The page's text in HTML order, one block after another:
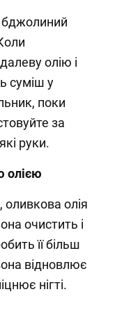
бджолиний
олію і
суміш у
поки
за
руки.
олією
оливкова олія
очистить і
її більш
відновлює
нігті.